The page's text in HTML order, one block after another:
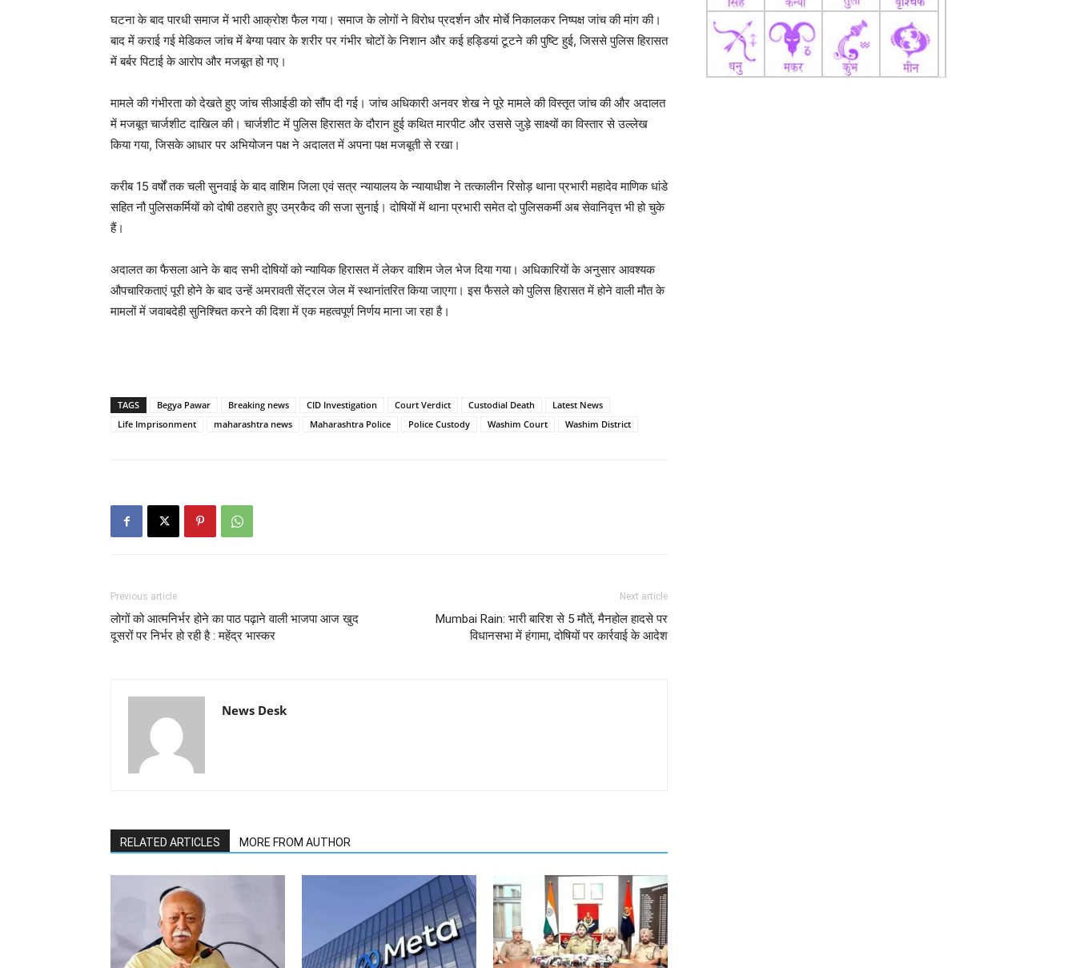
घटना के बाद पारधी समाज में भारी आक्रोश फैल गया। समाज के लोगों ने विरोध प्रदर्शन और मोर्चे निकालकर निष्पक्ष जांच की मांग की।
बाद में कराई गई मेडिकल जांच में बेग्या पवार के शरीर पर गंभीर चोटों के निशान और कई हड्डियां टूटने की पुष्टि हुई, जिससे पुलिस हिरासत
में बर्बर पिटाई के आरोप और मजबूत हो गए।
मामले की गंभीरता को देखते हुए जांच सीआईडी को सौंप दी गई। जांच अधिकारी अनवर शेख ने पूरे मामले की विस्तृत जांच की और अदालत
में मजबूत चार्जशीट दाखिल की। चार्जशीट में पुलिस हिरासत के दौरान हुई कथित मारपीट और उससे जुड़े साक्ष्यों का विस्तार से उल्लेख
किया गया, जिसके आधार पर अभियोजन पक्ष ने अदालत में अपना पक्ष मजबूती से रखा।
करीब 15 वर्षों तक चली सुनवाई के बाद वाशिम जिला एवं सत्र न्यायालय के न्यायाधीश ने तत्कालीन रिसोड़ थाना प्रभारी महादेव माणिक धांडे
सहित नौ पुलिसकर्मियों को दोषी ठहराते हुए उम्रकैद की सजा सुनाई। दोषियों में थाना प्रभारी समेत दो पुलिसकर्मी अब सेवानिवृत्त भी हो चुके
हैं।
अदालत का फैसला आने के बाद सभी दोषियों को न्यायिक हिरासत में लेकर वाशिम जेल भेज दिया गया। अधिकारियों के अनुसार आवश्यक
औपचारिकताएं पूरी होने के बाद उन्हें अमरावती सेंट्रल जेल में स्थानांतरित किया जाएगा। इस फैसले को पुलिस हिरासत में होने वाली मौत के
मामलों में जवाबदेही सुनिश्चित करने की दिशा में एक महत्वपूर्ण निर्णय माना जा रहा है।
TAGS Begya Pawar Breaking news CID Investigation Court Verdict Custodial Death
Latest News
Life Imprisonment
maharashtra news Maharashtra Police Police Custody Washim Court Washim District
Previous article
लोगों को आत्मनिर्भर होने का पाठ पढ़ाने वाली भाजपा आज खुद
दूसरों पर निर्भर हो रही है : महेंद्र भास्कर
Next article
Mumbai Rain: भारी बारिश से 5 मौतें, मैनहोल हादसे पर
विधानसभा में हंगामा, दोषियों पर कार्रवाई के आदेश
News Desk
RELATED ARTICLES MORE FROM AUTHOR